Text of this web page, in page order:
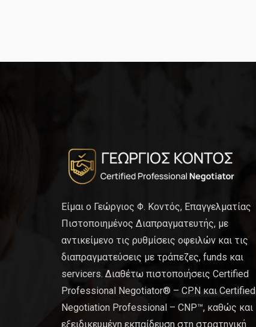
Είμαι ο Γεώργιος Φ. Κοντός, Επαγγελματίας
Πιστοποιημένος Διαπραγματευτής, με
αντικείμενο τις ρυθμίσεις οφειλών και τις
διαπραγματεύσεις με τράπεζες, funds και
servicers. Διαθέτω πιστοποιήσεις Certified
Professional Negotiator® – CPN και Certified
Negotiation Professional – CNP™, καθώς και
εξειδικευμένη εκπαίδευση στη στρατηγική